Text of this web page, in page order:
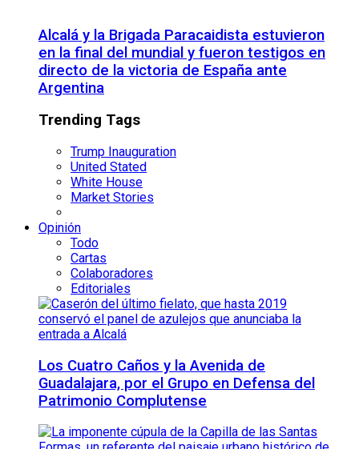
Alcalá y la Brigada Paracaidista estuvieron
en la final del mundial y fueron testigos en
directo de la victoria de España ante
Argentina
Trending Tags
Trump Inauguration
United Stated
White House
Market Stories
Opinión
Todo
Cartas
Colaboradores
Editoriales
Los Cuatro Caños y la Avenida de
Guadalajara, por el Grupo en Defensa del
Patrimonio Complutense